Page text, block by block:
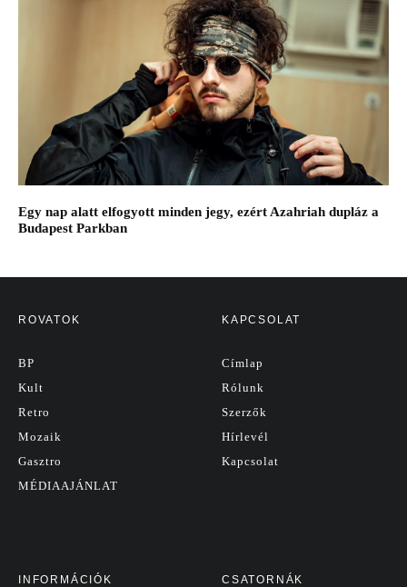
Egy nap alatt elfogyott minden jegy, ezért Azahriah dupláz a
Budapest Parkban
ROVATOK
BP
Kult
Retro
Mozaik
Gasztro
MÉDIAAJÁNLAT
KAPCSOLAT
Címlap
Rólunk
Szerzők
Hírlevél
Kapcsolat
INFORMÁCIÓK CSATORNÁK